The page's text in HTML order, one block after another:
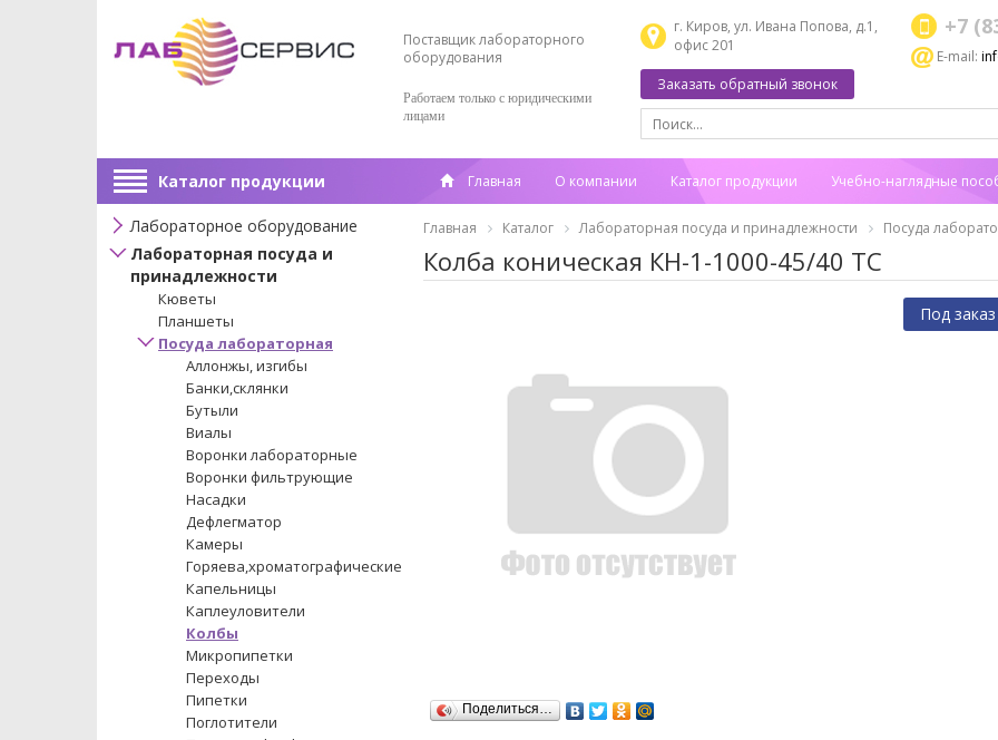
Поставщик лабораторного
оборудования
Работаем только с юридическими
лицами
г. Киров, ул. Ивана Попова, д.1,
офис 201
+7
E-mail:
Заказать обратный звонок
Каталог продукции Главная О компании Каталог продукции Учебно-наглядные
Лабораторное оборудование
Лабораторная посуда и
принадлежности
Кюветы
Планшеты
Посуда лабораторная
Аллонжы, изгибы
Банки,склянки
Бутыли
Виалы
Воронки лабораторные
Воронки фильтрующие
Насадки
Дефлегматор
Камеры
Горяева,хроматографические
Капельницы
Каплеуловители
Колбы
Микропипетки
Переходы
Пипетки
Поглотители
Главная Каталог Лабораторная посуда и принадлежности Посуда
Колба коническая КН-1-1000-45/40 ТС
Поделиться…
Под заказ